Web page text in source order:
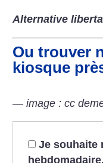
Alternative
Ou trouver
kiosque
— image : cc
Je souhaite
hebdomadaire.